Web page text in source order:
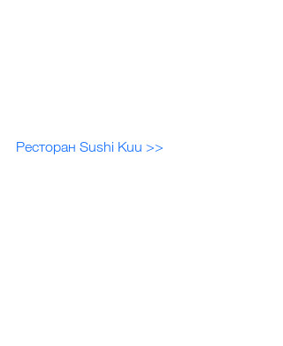
Ресторан Sushi Kuu >>